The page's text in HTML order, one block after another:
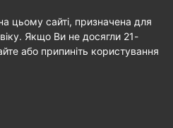
цьому сайті, призначена для
віку. Якщо Ви не досягли 21-
або припиніть користування